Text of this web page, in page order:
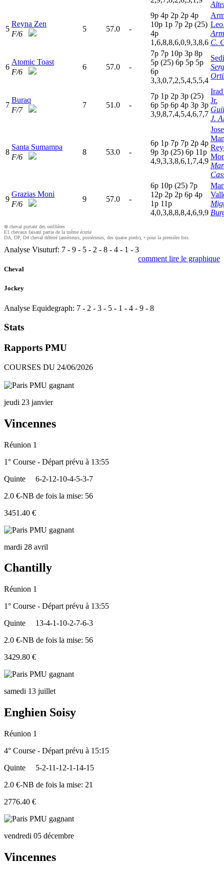
5
Reyna Zen
F/6
5 57.0 -
9p 4p 2p 2p 4p
10p 1p 7p 2p (25)
4p
1,6,8,8,6,0,9,3,8,6 C.
6
Atomic Toast
F/6
6 57.0 -
7p 7p 10p 3p 8p
5p (25) 6p 5p 5p
6p
3,3,0,7,2,5,4,5,5,4
7
Buraq
F/7
7 51.0 -
7p 1p 2p 3p (25)
6p 5p 6p 4p 3p 3p
3,9,8,7,4,5,4,6,7,7
Jr.
J.
8
Santa Sumampa
F/6
8 53.0 -
6p 1p 7p 7p 2p 4p
9p 3p (25) 6p 11p
4,9,3,3,8,6,1,7,4,9
Jose
9
Grazias Moni
F/6
9 57.0 -
6p 10p (25) 7p
12p 2p 2p 6p 4p
1p 11p
4,0,3,8,8,8,4,6,9,9
⊗ cheval portant des oeilllères
E1 chevaux faisant partie de la même écurie
DA, DP, D4 cheval déferré (antérieurs, postérieurs, des quatre pieds), • pour la première fois.
Analyse Visuturf: 7 - 9 - 5 - 2 - 8 - 4 - 1 - 3
comment lire le graphique
Cheval
Jockey
Analyse Equidegraph: 7 - 2 - 3 - 5 - 1 - 4 - 9 - 8
Stats
Rapports PMU
COURSES DU 24/06/2026
jeudi 23 janvier
Vincennes
Réunion 1
1° Course - Départ prévu à 13:55
Quinte
6-2-12-10-4-5-3-7
2.0 €-NB de fois la mise: 56
3451.40 €
mardi 28 avril
Chantilly
Réunion 1
1° Course - Départ prévu à 13:55
Quinte
13-4-1-10-2-7-6-3
2.0 €-NB de fois la mise: 56
3429.80 €
samedi 13 juillet
Enghien Soisy
Réunion 1
4° Course - Départ prévu à 15:15
Quinte
5-2-11-12-1-14-15
2.0 €-NB de fois la mise: 21
2776.40 €
vendredi 05 décembre
Vincennes